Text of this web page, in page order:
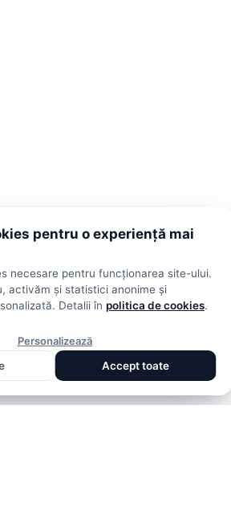
drepturile rezervate.
Scoruri live
pentru o experiență mai
necesare pentru funcționarea site-ului.
activăm și statistici anonime și
Detalii în politica de cookies.
Personalizează
Accept toate